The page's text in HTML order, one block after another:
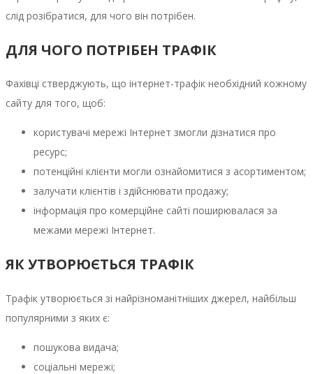
слід розібратися, для чого він потрібен.
ДЛЯ ЧОГО ПОТРІБЕН ТРАФІК
Фахівці стверджують, що інтернет-трафік необхідний кожному
сайту для того, щоб:
користувачі мережі Інтернет змогли дізнатися про
ресурс;
потенційні клієнти могли ознайомитися з асортиментом;
залучати клієнтів і здійснювати продажу;
інформація про комерційне сайті поширювалася за
межами мережі Інтернет.
ЯК УТВОРЮЄТЬСЯ ТРАФІК
Трафік утворюється зі найрізноманітніших джерел, найбільш
популярними з яких є:
пошукова видача;
соціальні мережі;